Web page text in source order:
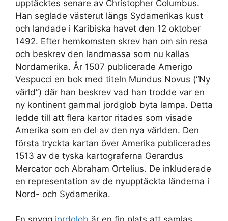
upptäcktes senare av Christopher Columbus.
Han seglade västerut längs Sydamerikas kust
och landade i Karibiska havet den 12 oktober
1492. Efter hemkomsten skrev han om sin resa
och beskrev den landmassa som nu kallas
Nordamerika. År 1507 publicerade Amerigo
Vespucci en bok med titeln Mundus Novus (“Ny
värld”) där han beskrev vad han trodde var en
ny kontinent gammal jordglob byta lampa. Detta
ledde till att flera kartor ritades som visade
Amerika som en del av den nya världen. Den
första tryckta kartan över Amerika publicerades
1513 av de tyska kartograferna Gerardus
Mercator och Abraham Ortelius. De inkluderade
en representation av de nyupptäckta länderna i
Nord- och Sydamerika.